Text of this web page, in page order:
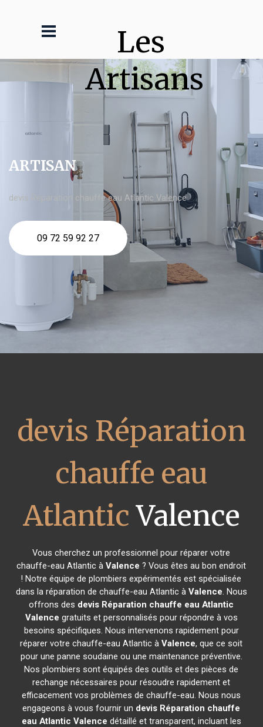
Les
Artisans
ARTISAN
devis Réparation chauffe eau Atlantic Valence
09 72 59 92 27
devis Réparation
chauffe eau
Atlantic Valence
Vous cherchez un professionnel pour réparer votre
chauffe-eau Atlantic àValence ? Vous êtes au bon endroit
! Notre équipe de plombiers expérimentés est spécialisée
dans la réparation de chauffe-eau Atlantic à Valence. Nous
offrons des devis Réparation chauffe eau Atlantic
Valence gratuits et personnalisés pour répondre à vos
besoins spécifiques. Nous intervenons rapidement pour
réparer votre chauffe-eau Atlantic àValence, que ce soit
pour une panne soudaine ou une maintenance préventive.
Nos plombiers sont équipés des outils et des pièces de
rechange nécessaires pour résoudre rapidement et
efficacement vos problèmes de chauffe-eau. Nous nous
engageons à vous fournir un devis Réparation chauffe
eau Atlantic Valence détaillé et transparent, incluant les